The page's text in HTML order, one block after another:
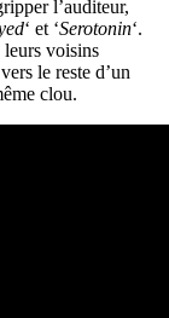
l’auditeur,
‘ et ‘Serotonin‘.
leurs voisins
le reste d’un
clou.